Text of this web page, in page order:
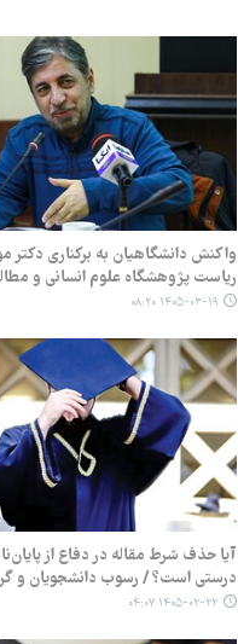
واکنش دانشگاهیان به برکناری دکتر
ریاست پژوهشگاه علوم انسانی و
۱۴۰۵-۰۳-۱۹ ۰۸:۲۰
آیا حذف شرط مقاله در دفاع از
درستی است؟ / رسوب دانشجویان و
۱۴۰۵-۰۲-۲۲ ۰۴:۰۷